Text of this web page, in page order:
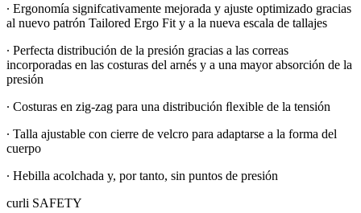
∙ Ergonomía signifcativamente mejorada y ajuste optimizado gracias
al nuevo patrón Tailored Ergo Fit y a la nueva escala de tallajes
∙ Perfecta distribución de la presión gracias a las correas
incorporadas en las costuras del arnés y a una mayor absorción de la
presión
∙ Costuras en zig-zag para una distribución ﬂexible de la tensión
∙ Talla ajustable con cierre de velcro para adaptarse a la forma del
cuerpo
∙ Hebilla acolchada y, por tanto, sin puntos de presión
curli SAFETY